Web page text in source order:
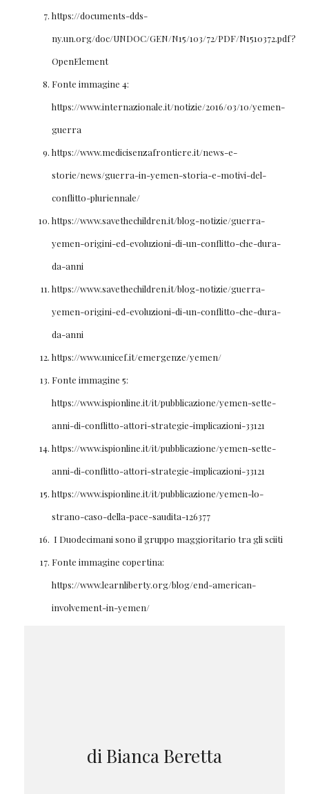
https://documents-dds-
ny.un.org/doc/UNDOC/GEN/N15/103/72/PDF/N1510372.pdf?
OpenElement
Fonte immagine 4:
https://www.internazionale.it/notizie/2016/03/10/yemen-
guerra
https://www.medicisenzafrontiere.it/news-e-
storie/news/guerra-in-yemen-storia-e-motivi-del-
conflitto-pluriennale/
https://www.savethechildren.it/blog-notizie/guerra-
yemen-origini-ed-evoluzioni-di-un-conflitto-che-dura-
da-anni
https://www.savethechildren.it/blog-notizie/guerra-
yemen-origini-ed-evoluzioni-di-un-conflitto-che-dura-
da-anni
https://www.unicef.it/emergenze/yemen/
Fonte immagine 5:
https://www.ispionline.it/it/pubblicazione/yemen-sette-
anni-di-conflitto-attori-strategie-implicazioni-33121
https://www.ispionline.it/it/pubblicazione/yemen-sette-
anni-di-conflitto-attori-strategie-implicazioni-33121
https://www.ispionline.it/it/pubblicazione/yemen-lo-
strano-caso-della-pace-saudita-126377
I Duodecimani sono il gruppo maggioritario tra gli sciiti
Fonte immagine copertina:
https://www.learnliberty.org/blog/end-american-
involvement-in-yemen/
di Bianca Beretta